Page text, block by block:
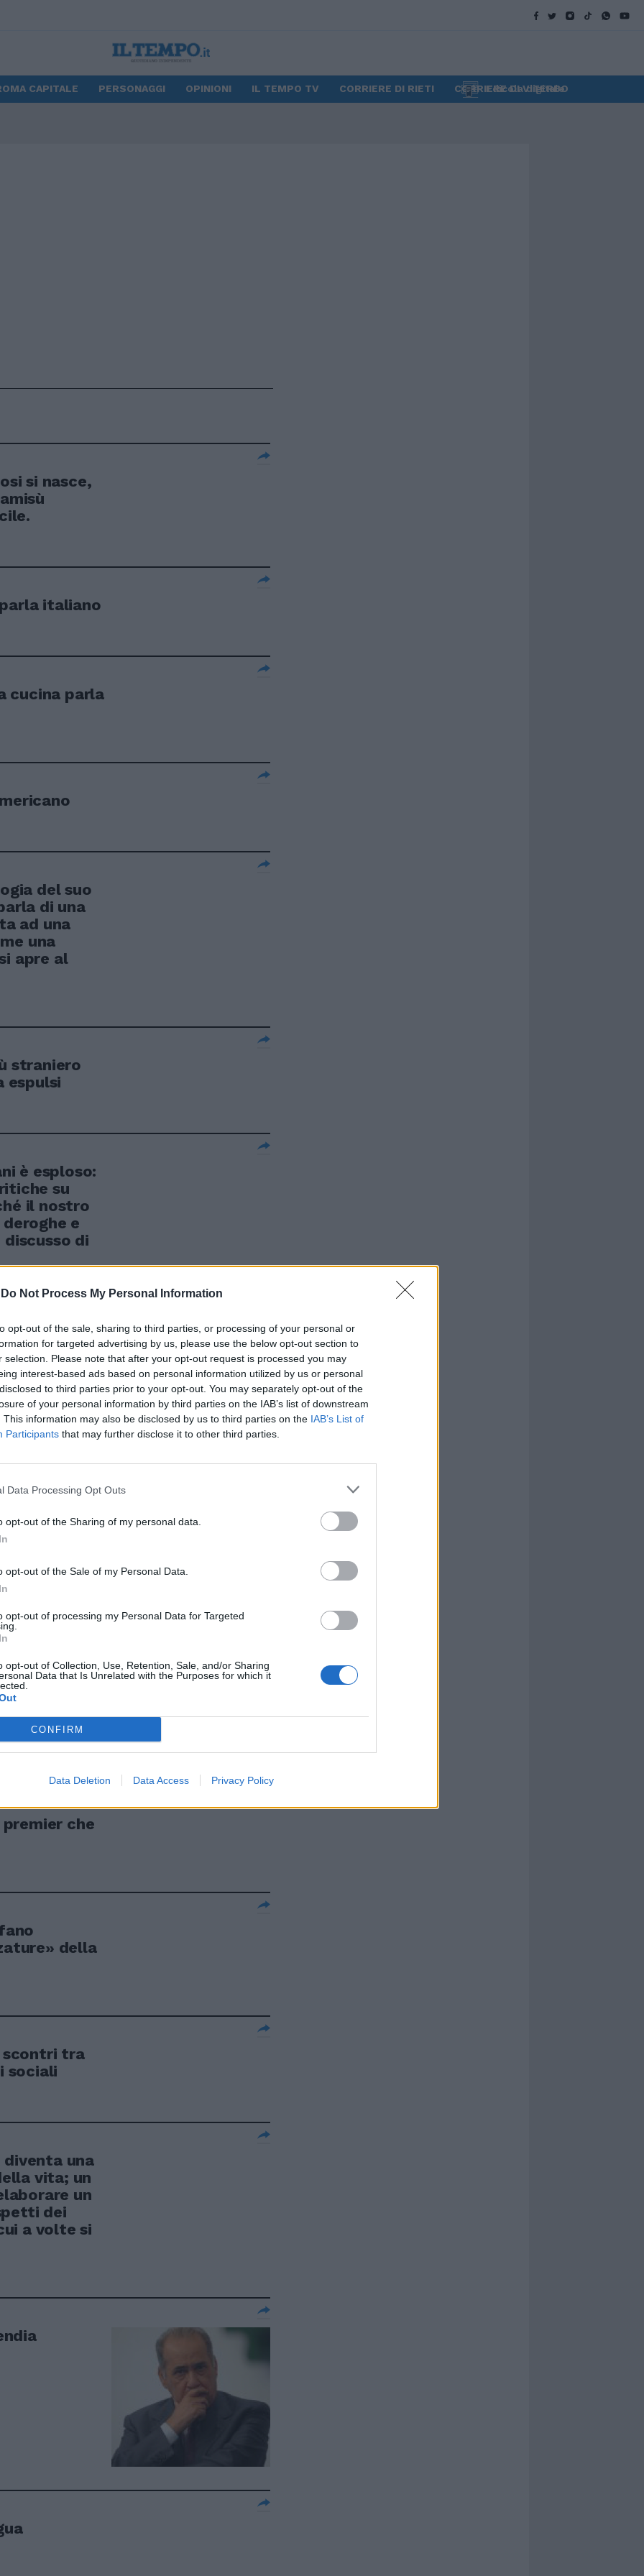
Do Not Process My Personal Information
opt-out of the sale, sharing to third parties, or processing of your personal or
for targeted advertising by us, please use the below opt-out section to
selection. Please note that after your opt-out request is processed you may
interest-based ads based on personal information utilized by us or personal
to third parties prior to your opt-out. You may separately opt-out of the
of your personal information by third parties on the IAB’s list of downstream
This information may also be disclosed by us to third parties on the IAB’s List of
Participants that may further disclose it to other third parties.
Data Processing Opt Outs
opt-out of the Sharing of my personal data.
opt-out of the Sale of my Personal Data.
opt-out of processing my Personal Data for Targeted
opt-out of Collection, Use, Retention, Sale, and/or Sharing
Data that Is Unrelated with the Purposes for which it
CONFIRM
Data Deletion Data Access Privacy Policy
CAPITALE PERSONAGGI OPINIONI IL TEMPO TV CORRIERE DI RIETI CORRIERE DI VITERBO
Edicola digitale
si nasce,
italiano
cucina parla
del suo
di una
ad una
una
apre al
straniero
espulsi
è esploso:
su
il nostro
e
di
non
D'Angelo
italiano
non
se la
e
Spätzle
della cucina
che
della
scontri tra
sociali
diventa una
vita; un
un
dei
a volte si